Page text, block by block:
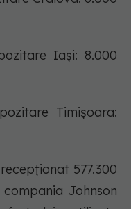
Iași: 8.000
Timișoara:
577.300
Johnson